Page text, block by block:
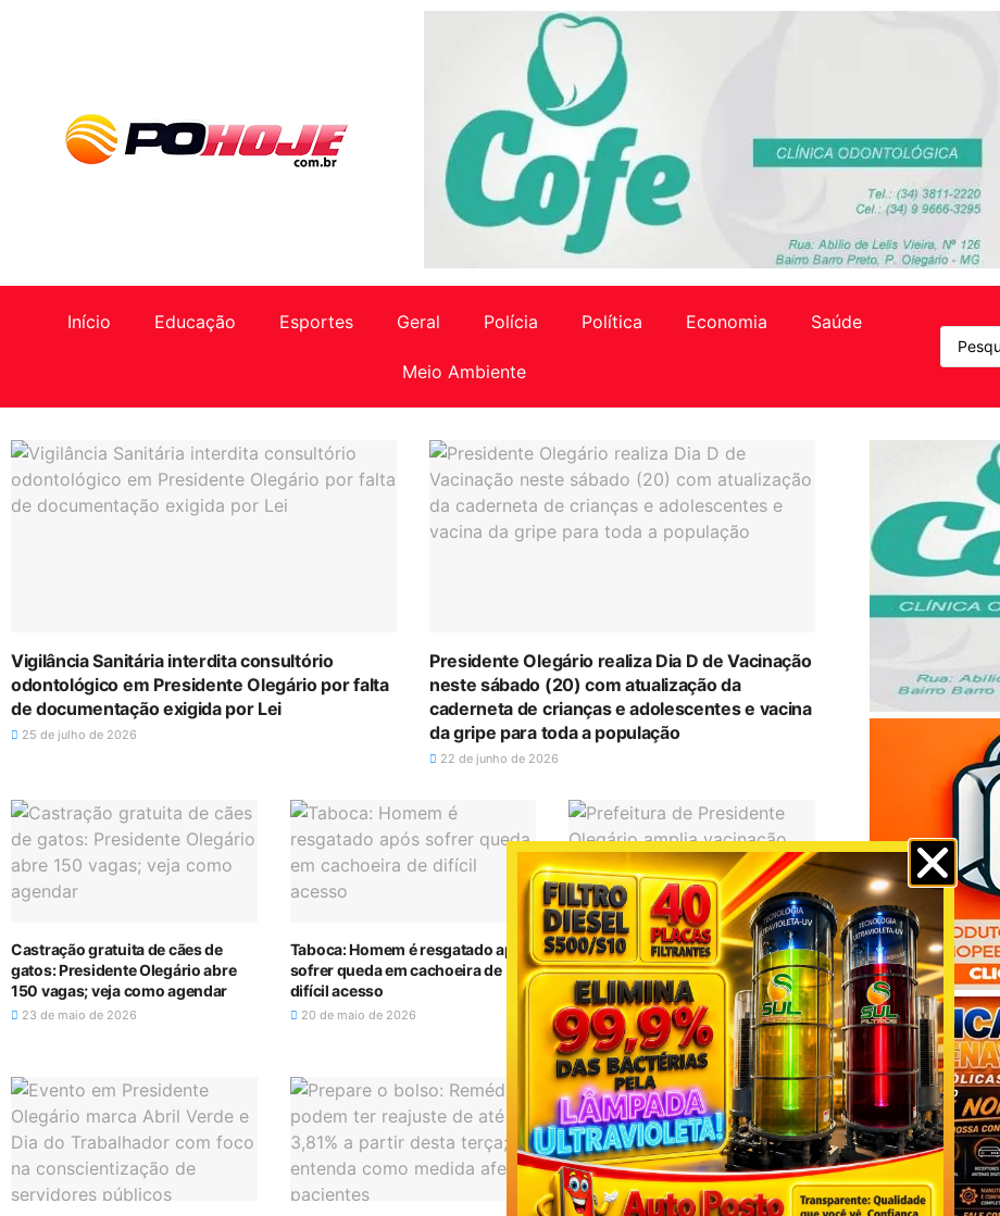
Início Educação Esportes Geral Polícia Política Economia Saúde
Meio Ambiente
Vigilância Sanitária interdita consultório
odontológico em Presidente Olegário por falta
de documentação exigida por Lei
25 de julho de 2026
Presidente Olegário realiza Dia D de Vacinação
neste sábado (20) com atualização da
caderneta de crianças e adolescentes e vacina
da gripe para toda a população
22 de junho de 2026
Castração gratuita de cães de
gatos: Presidente Olegário abre
150 vagas; veja como agendar
23 de maio de 2026
Taboca: Homem é resgatado após
sofrer queda em cachoeira de
difícil acesso
20 de maio de 2026
Prefeitura de Presidente Olegário
amplia vacinação contra a gripe
para toda a população acima de 6
meses
20 de maio de 2026